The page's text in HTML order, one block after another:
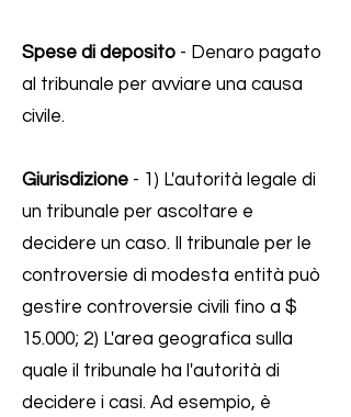
Spese di deposito - Denaro pagato
al tribunale per avviare una causa
civile.
Giurisdizione - 1) L'autorità legale di
un tribunale per ascoltare e
decidere un caso. Il tribunale per le
controversie di modesta entità può
gestire controversie civili fino a $
15.000; 2) L'area geografica sulla
quale il tribunale ha l'autorità di
decidere i casi. Ad esempio, è